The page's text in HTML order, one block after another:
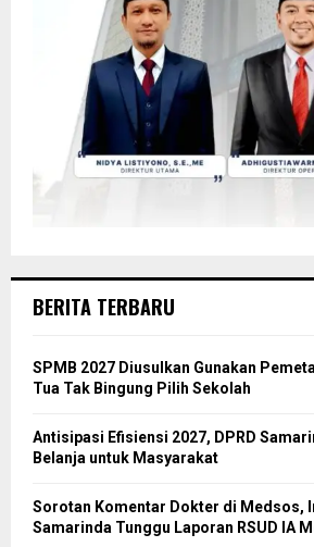
BERITA TERBARU
SPMB 2027 Diusulkan Gunakan
Tua Tak Bingung Pilih Sekolah
Antisipasi Efisiensi 2027, DPRD
Belanja untuk Masyarakat
Sorotan Komentar Dokter di Medsos,
Samarinda Tunggu Laporan RSUD IA